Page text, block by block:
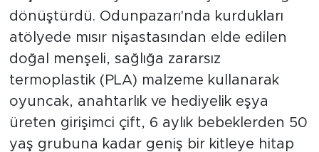
dönüştürdü. Odunpazarı'nda kurdukları
atölyede mısır nişastasından elde edilen
doğal menşeli, sağlığa zararsız
termoplastik (PLA) malzeme kullanarak
oyuncak, anahtarlık ve hediyelik eşya
üreten girişimci çift, 6 aylık bebeklerden 50
yaş grubuna kadar geniş bir kitleye hitap